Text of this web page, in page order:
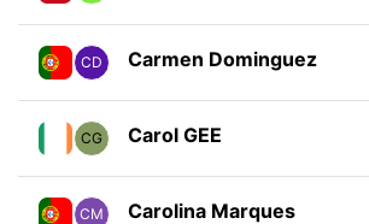
CD Carmen Dominguez
CG Carol GEE
CM Carolina Marques